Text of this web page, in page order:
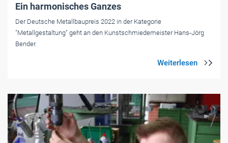
Ein harmonisches Ganzes
Der Deutsche Metallbaupreis 2022 in der Kategorie
"Metallgestaltung" geht an den Kunstschmiedemeister Hans-Jörg
Bender.